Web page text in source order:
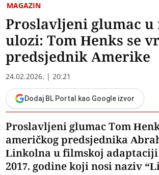
MAGAZIN
Proslavljeni glumac u
ulozi: Tom Henks se
predsjednik Amerike
24.02.2026. | 20:21
Dodaj BL Portal kao Google izvor
​Proslavljeni glumac Tom
američkog predsjednika
Linkolna u filmskoj
2017. godine koji nosi naziv